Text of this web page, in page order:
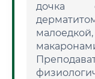
дочка